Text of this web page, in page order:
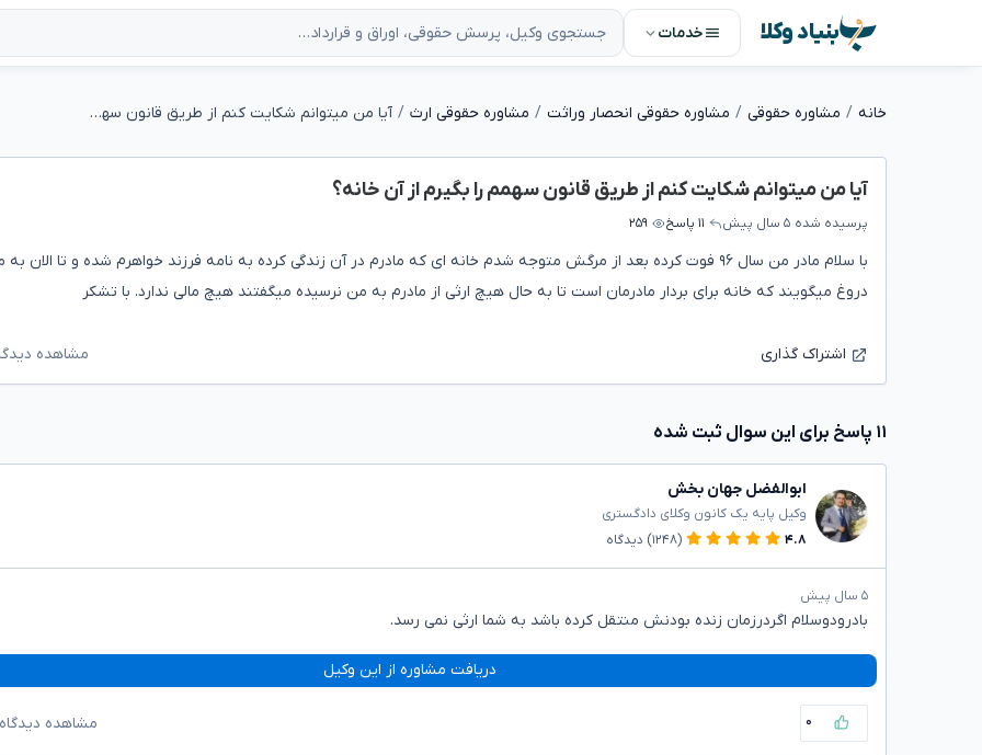
بنیاد وکلا خدمات
خانه مشاوره حقوقی مشاوره حقوقی انحصار وراثت مشاوره حقوقی ارث آیا من میتوانم شکایت کنم از طریق قانون سهمم را بگیرم از آن خانه؟
آیا من میتوانم شکایت کنم از طریق قانون سهمم را بگیرم از آن خانه؟
پرسیده شده ۵ سال پیش ۱۱ پاسخ ۲۵۹
با سلام مادر من سال ۹۶ فوت کرده بعد از مرگش متوجه شدم خانه ای که مادرم در آن زندگی کرده به نامه فرزند خواهرم شده و تا الان
دروغ میگویند که خانه برای بردار مادرمان است تا به حال هیچ ارثی از مادرم به من نرسیده میگفتند هیچ مالی ندارد. با تشکر
اشتراک گذاری مشاهده
۱۱ پاسخ برای این سوال ثبت شده
ابوالفضل جهان بخش
وکیل پایه یک کانون وکلای دادگستری
۴.۸
(۱۲۴۸) دیدگاه
۵ سال پیش
بادرودوسلام اگردرزمان زنده بودنش منتقل کرده باشد به شما ارثی نمی رسد.
دریافت مشاوره از این وکیل
۰ مشاهده